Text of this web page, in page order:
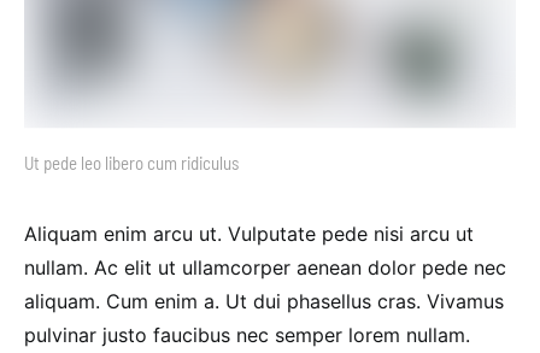
Ut pede leo libero cum ridiculus
Aliquam enim arcu ut. Vulputate pede nisi arcu ut
nullam. Ac elit ut ullamcorper aenean dolor pede nec
aliquam. Cum enim a. Ut dui phasellus cras. Vivamus
pulvinar justo faucibus nec semper lorem nullam.